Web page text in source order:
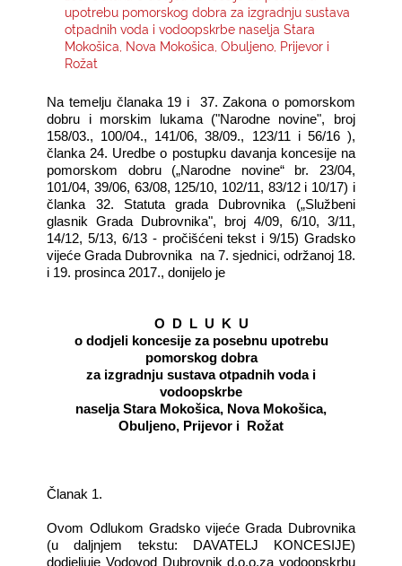
KONTAKTI
upotrebu pomorskog dobra za izgradnju sustava
otpadnih voda i vodoopskrbe naselja Stara
Mokošica, Nova Mokošica, Obuljeno, Prijevor i
Rožat
Na temelju članaka 19 i 37. Zakona o pomorskom
dobru i morskim lukama ("Narodne novine", broj
158/03., 100/04., 141/06, 38/09., 123/11 i 56/16 ),
članka 24. Uredbe o postupku davanja koncesije na
pomorskom dobru („Narodne novine“ br. 23/04,
101/04, 39/06, 63/08, 125/10, 102/11, 83/12 i 10/17) i
članka 32. Statuta grada Dubrovnika („Službeni
glasnik Grada Dubrovnika", broj 4/09, 6/10, 3/11,
14/12, 5/13, 6/13 - pročišćeni tekst i 9/15) Gradsko
vijeće Grada Dubrovnika na 7. sjednici, održanoj 18.
i 19. prosinca 2017., donijelo je
O D L U K U
o dodjeli koncesije za posebnu upotrebu
pomorskog dobra
za izgradnju sustava otpadnih voda i
vodoopskrbe
naselja Stara Mokošica, Nova Mokošica,
Obuljeno, Prijevor i Rožat
Članak 1.
Ovom Odlukom Gradsko vijeće Grada Dubrovnika
(u daljnjem tekstu: DAVATELJ KONCESIJE)
dodjeljuje Vodovod Dubrovnik d.o.o.za vodoopskrbu